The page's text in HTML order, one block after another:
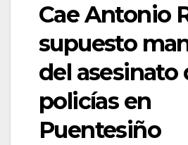
Cae Antonio
supuesto
del asesinato
policías en
Puentesiño